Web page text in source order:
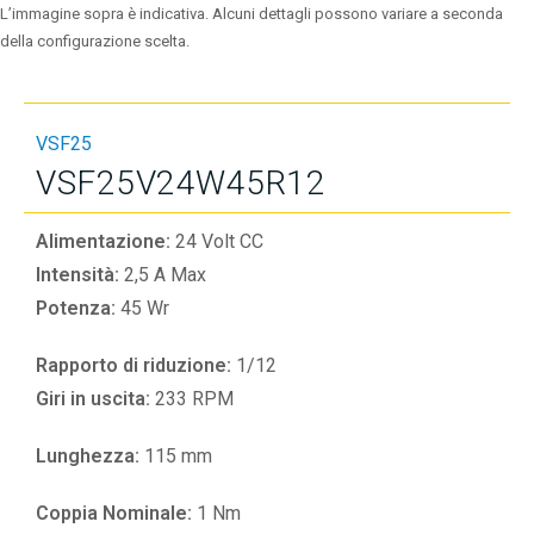
L’immagine sopra è indicativa. Alcuni dettagli possono variare a seconda
della configurazione scelta.
VSF25
VSF25V24W45R12
Alimentazione: 24 Volt CC
Intensità: 2,5 A Max
Potenza: 45 Wr
Rapporto di riduzione: 1/12
Giri in uscita: 233 RPM
Lunghezza: 115 mm
Coppia Nominale: 1 Nm